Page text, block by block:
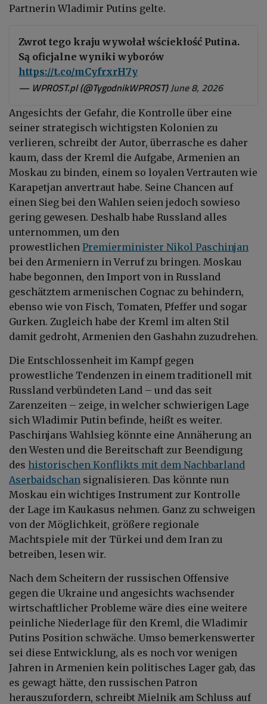
Partnerin Wladimir Putins gelte.
Zwrot tego kraju wywołał wściekłość Putina.
Są oficjalne wyniki wyborów
https://t.co/mCyfrxrH7y
— WPROST.pl (@TygodnikWPROST)June 8, 2026
Angesichts der Gefahr, die Kontrolle über eine
seiner strategisch wichtigsten Kolonien zu
verlieren, schreibt der Autor, überrasche es daher
kaum, dass der Kreml die Aufgabe, Armenien an
Moskau zu binden, einem so loyalen Vertrauten wie
Karapetjan anvertraut habe. Seine Chancen auf
einen Sieg bei den Wahlen seien jedoch sowieso
gering gewesen. Deshalb habe Russland alles
unternommen, um den
prowestlichen Premierminister Nikol Paschinjan
bei den Armeniern in Verruf zu bringen. Moskau
habe begonnen, den Import von in Russland
geschätztem armenischen Cognac zu behindern,
ebenso wie von Fisch, Tomaten, Pfeffer und sogar
Gurken. Zugleich habe der Kreml im alten Stil
damit gedroht, Armenien den Gashahn zuzudrehen.
Die Entschlossenheit im Kampf gegen
prowestliche Tendenzen in einem traditionell mit
Russland verbündeten Land – und das seit
Zarenzeiten – zeige, in welcher schwierigen Lage
sich Wladimir Putin befinde, heißt es weiter.
Paschinjans Wahlsieg könnte eine Annäherung an
den Westen und die Bereitschaft zur Beendigung
des historischen Konflikts mit dem Nachbarland
Aserbaidschan signalisieren. Das könnte nun
Moskau ein wichtiges Instrument zur Kontrolle
der Lage im Kaukasus nehmen. Ganz zu schweigen
von der Möglichkeit, größere regionale
Machtspiele mit der Türkei und dem Iran zu
betreiben, lesen wir.
Nach dem Scheitern der russischen Offensive
gegen die Ukraine und angesichts wachsender
wirtschaftlicher Probleme wäre dies eine weitere
peinliche Niederlage für den Kreml, die Wladimir
Putins Position schwäche. Umso bemerkenswerter
sei diese Entwicklung, als es noch vor wenigen
Jahren in Armenien kein politisches Lager gab, das
es gewagt hätte, den russischen Patron
herauszufordern, schreibt Mielnik am Schluss auf